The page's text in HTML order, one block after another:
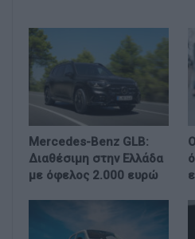
Mercedes-Benz GLB:
Διαθέσιμη στην Ελλάδα
με όφελος 2.000 ευρώ